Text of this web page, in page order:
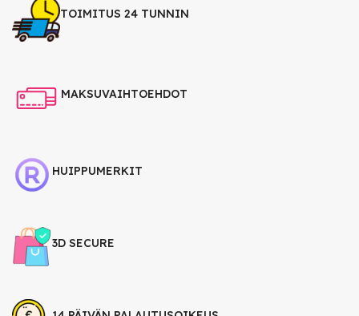
TOIMITUS 24 TUNNIN
MAKSUVAIHTOEHDOT
HUIPPUMERKIT
3D SECURE